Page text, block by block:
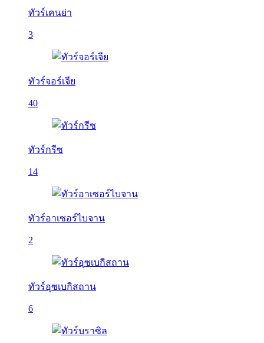
ทัวร์เคนย่า
3
ทัวร์จอร์เจีย
40
ทัวร์กรีซ
14
ทัวร์อาเซอร์ไบจาน
2
ทัวร์อุซเบกิสถาน
6